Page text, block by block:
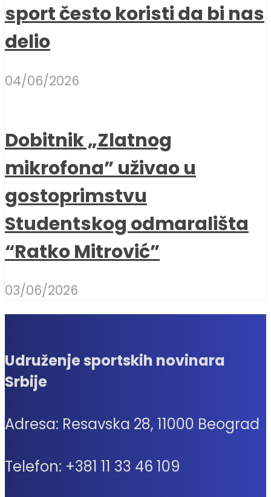
sport često koristi da bi nas
delio
04/06/2026
Dobitnik „Zlatnog
mikrofona” uživao u
gostoprimstvu
Studentskog odmarališta
“Ratko Mitrović”
03/06/2026
Udruženje sportskih novinara
Srbije
Adresa: Resavska 28, 11000 Beograd
Telefon: +381 11 33 46 109